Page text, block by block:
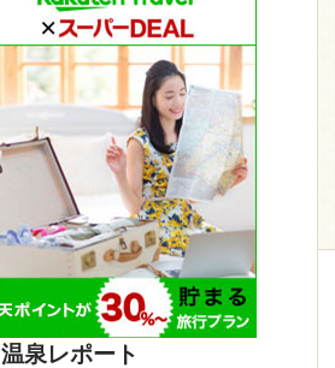
温泉レポート